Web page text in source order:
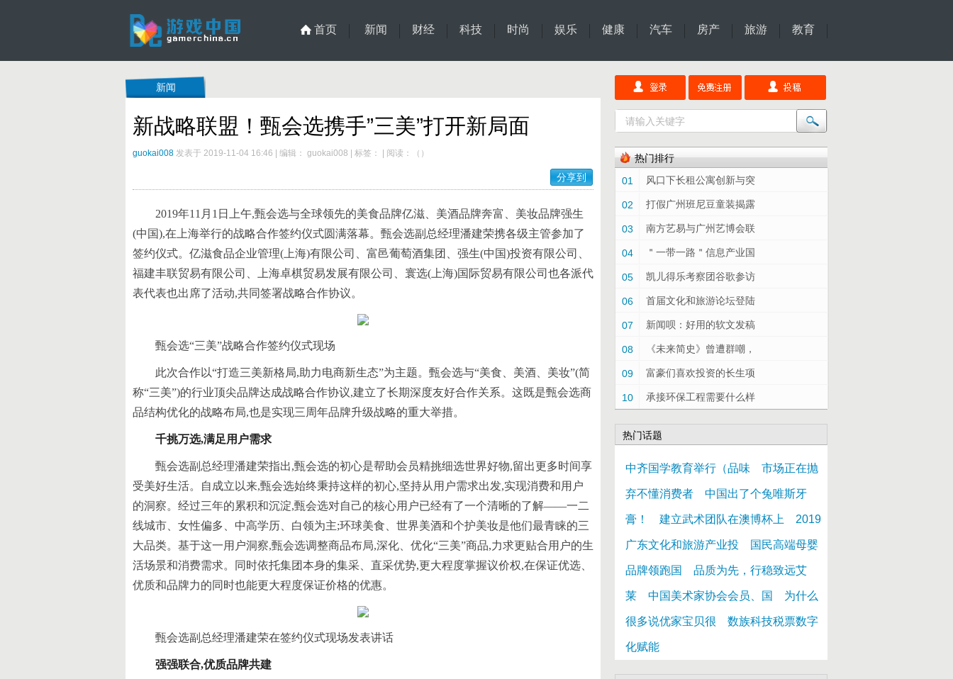
首页 新闻 财经 科技 时尚 娱乐 健康 汽车 房产 旅游 教育
新闻
新战略联盟！甄会选携手”三美”打开新局面
guokai008 发表于 2019-11-04 16:46 编辑： guokai008 标签： 阅读： （ ）
分享到
2019年11月1日上午,甄会选与全球领先的美食品牌亿滋、美酒品牌奔富、美妆品牌强生
(中国),在上海举行的战略合作签约仪式圆满落幕。甄会选副总经理潘建荣携各级主管参加了
签约仪式。亿滋食品企业管理(上海)有限公司、富邑葡萄酒集团、强生(中国)投资有限公司、
福建丰联贸易有限公司、上海卓棋贸易发展有限公司、寰选(上海)国际贸易有限公司也各派代
表代表也出席了活动,共同签署战略合作协议。
甄会选“三美”战略合作签约仪式现场
此次合作以“打造三美新格局,助力电商新生态”为主题。甄会选与“美食、美酒、美妆”(简
称“三美”)的行业顶尖品牌达成战略合作协议,建立了长期深度友好合作关系。这既是甄会选商
品结构优化的战略布局,也是实现三周年品牌升级战略的重大举措。
千挑万选,满足用户需求
甄会选副总经理潘建荣指出,甄会选的初心是帮助会员精挑细选世界好物,留出更多时间享
受美好生活。自成立以来,甄会选始终秉持这样的初心,坚持从用户需求出发,实现消费和用户
的洞察。经过三年的累积和沉淀,甄会选对自己的核心用户已经有了一个清晰的了解——一二
线城市、女性偏多、中高学历、白领为主;环球美食、世界美酒和个护美妆是他们最青睐的三
大品类。基于这一用户洞察,甄会选调整商品布局,深化、优化“三美”商品,力求更贴合用户的生
活场景和消费需求。同时依托集团本身的集采、直采优势,更大程度掌握议价权,在保证优选、
优质和品牌力的同时也能更大程度保证价格的优惠。
甄会选副总经理潘建荣在签约仪式现场发表讲话
强强联合,优质品牌共建
热门排行
01
风口下长租公寓创新与突
02 打假广州班尼豆童装揭露
03 南方艺易与广州艺博会联
04 ＂一带一路＂信息产业国
05 凯儿得乐考察团谷歌参访
06 首届文化和旅游论坛登陆
07 新闻呗：好用的软文发稿
08 《未来简史》曾遭群嘲，
09 富豪们喜欢投资的长生项
10 承接环保工程需要什么样
热门话题
中齐国学教育举行（品味 市场正在抛
弃不懂消费者 中国出了个兔唯斯牙
膏！ 建立武术团队在澳博杯上 2019
广东文化和旅游产业投 国民高端母婴
品牌领跑国 品质为先，行稳致远艾
莱 中国美术家协会会员、国 为什么
很多说优家宝贝很 数族科技税票数字
化赋能